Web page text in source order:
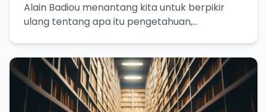
Alain Badiou menantang kita untuk berpikir
ulang tentang apa itu pengetahuan,